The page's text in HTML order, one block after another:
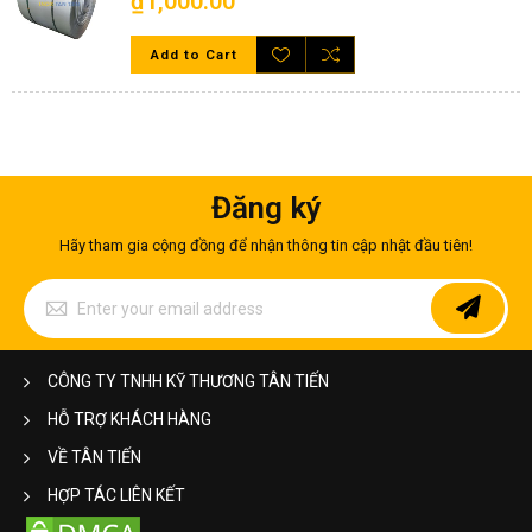
+ Vị trí tấm ốp thường được sử dụng: Cửa thang máy, cabin (sàn
- trần - vách- bảng điều khiển - tay nắm thang máy)
Add to Cart
Đăng ký
Hãy tham gia cộng đồng để nhận thông tin cập nhật đầu tiên!
Sign
Up
for
Our
Newsletter:
CÔNG TY TNHH KỸ THƯƠNG TÂN TIẾN
HỖ TRỢ KHÁCH HÀNG
VỀ TÂN TIẾN
HỢP TÁC LIÊN KẾT